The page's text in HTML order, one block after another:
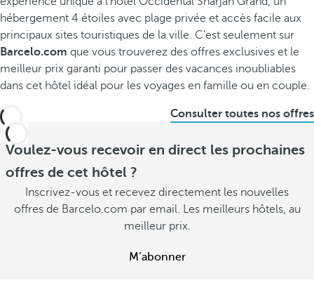
hébergement 4 étoiles avec plage privée et accès facile aux
principaux sites touristiques de la ville. C'est seulement sur
Barcelo.com que vous trouverez des offres exclusives et le
meilleur prix garanti pour passer des vacances inoubliables
dans cet hôtel idéal pour les voyages en famille ou en couple.
Consulter toutes nos offres
Voulez-vous recevoir en direct les prochaines
offres de cet hôtel ?
Inscrivez-vous et recevez directement les nouvelles
offres de Barcelo.com par email. Les meilleurs hôtels, au
meilleur prix.
M’abonner